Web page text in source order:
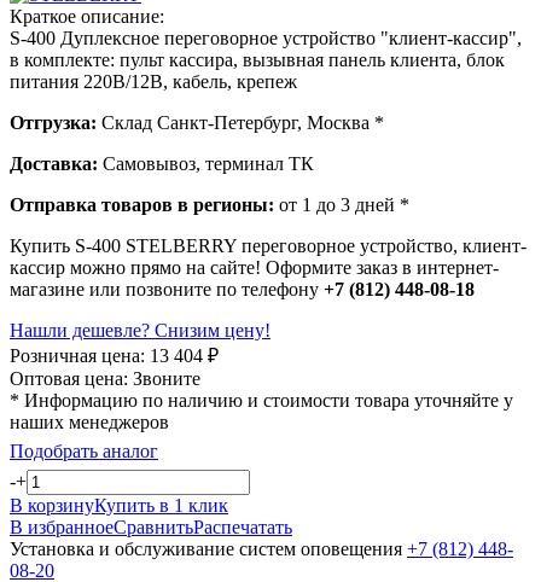
Краткое описание:
S-400 Дуплексное переговорное устройство "клиент-кассир",
в комплекте: пульт кассира, вызывная панель клиента, блок
питания 220В/12В, кабель, крепеж
Отгрузка: Склад Санкт-Петербург, Москва *
Доставка: Самовывоз, терминал ТК
Отправка товаров в регионы: от 1 до 3 дней *
Купить S-400 STELBERRY переговорное устройство, клиент-
кассир можно прямо на сайте! Оформите заказ в интернет-
магазине или позвоните по телефону +7 (812) 448-08-18
Нашли дешевле? Снизим цену!
Розничная цена: 13 404 ₽
Оптовая цена: Звоните
* Информацию по наличию и стоимости товара уточняйте у
наших менеджеров
Подобрать аналог
-+
В корзинуКупить в 1 клик
В избранноеСравнитьРаспечатать
Установка и обслуживание систем оповещения +7 (812) 448-
08-20